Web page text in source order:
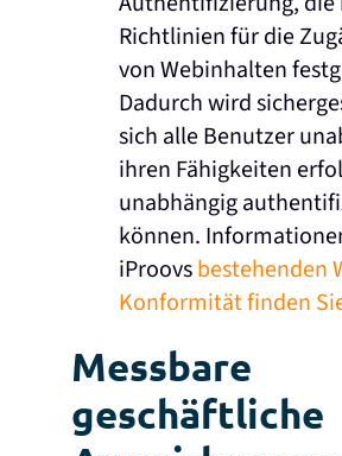
Richtlinien für die
von Webinhalten
Dadurch wird
sich alle Benutzer
ihren Fähigkeiten
unabhängig
können.
iProovsbestehenden
Konformität finden
Messbare
geschäftliche